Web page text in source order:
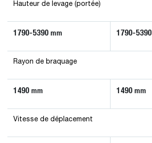
Hauteur de levage (portée)
1790-5390 mm 1790-5390
Rayon de braquage
1490 mm 1490 mm
Vitesse de déplacement